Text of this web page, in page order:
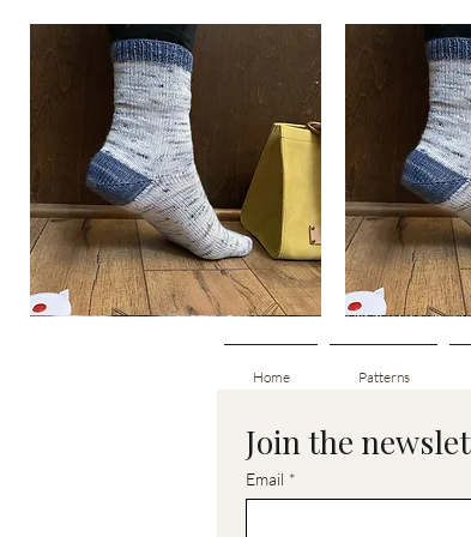
Aperçu rapide
Basic
Basic
Up
Socks
Home Patterns
Join the
Email *